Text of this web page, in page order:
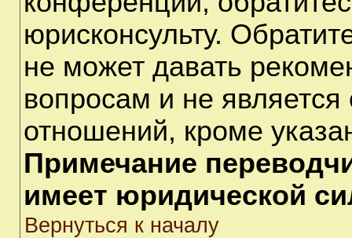
юрисконсульту.
не может давать
вопросам и не
отношений, кроме
Примечание
имеет юридической
Вернуться к началу